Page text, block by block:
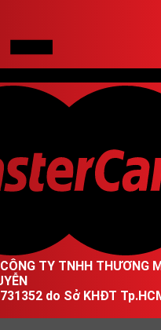
CÔNG TY TNHH THƯƠNG
do Sở KHĐT